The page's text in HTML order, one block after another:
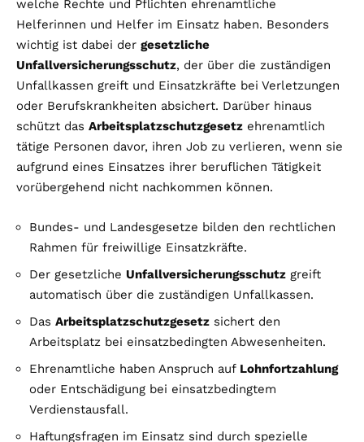
welche Rechte und Pflichten ehrenamtliche
Helferinnen und Helfer im Einsatz haben. Besonders
wichtig ist dabei der gesetzliche
Unfallversicherungsschutz, der über die zuständigen
Unfallkassen greift und Einsatzkräfte bei Verletzungen
oder Berufskrankheiten absichert. Darüber hinaus
schützt das Arbeitsplatzschutzgesetz ehrenamtlich
tätige Personen davor, ihren Job zu verlieren, wenn sie
aufgrund eines Einsatzes ihrer beruflichen Tätigkeit
vorübergehend nicht nachkommen können.
Bundes- und Landesgesetze bilden den rechtlichen
Rahmen für freiwillige Einsatzkräfte.
Der gesetzliche Unfallversicherungsschutz greift
automatisch über die zuständigen Unfallkassen.
Das Arbeitsplatzschutzgesetz sichert den
Arbeitsplatz bei einsatzbedingten Abwesenheiten.
Ehrenamtliche haben Anspruch auf Lohnfortzahlung
oder Entschädigung bei einsatzbedingtem
Verdienstausfall.
Haftungsfragen im Einsatz sind durch spezielle